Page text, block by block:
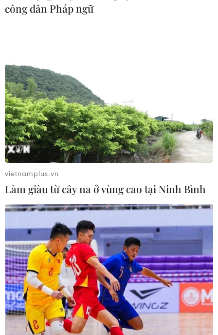
#tiến độ đường sắt Nhổn-ga Hà Nội
#nhà thầu đòi bồi thường
#đường sắt đô thị đội vốn đầu tư
Theo dõi VietnamPlus
TIN LIÊN QUAN
công dân Pháp ngữ
vietnamplus.vn
Làm giàu từ cây na ở vùng cao tại Ninh Bình